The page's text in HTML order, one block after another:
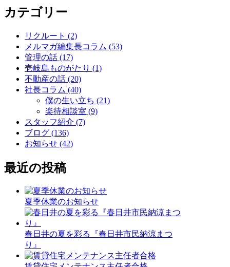
カテゴリー
リクルート (2)
メルマガ編集長コラム (53)
管理の話 (17)
壱岐島ものがたり (1)
不動産の話 (20)
社長コラム (40)
僕の生い立ち (21)
楽待相談室 (9)
スタッフ紹介 (7)
ブログ (136)
お知らせ (42)
最近の投稿
夏季休業のお知らせ
春日井の夏を彩る『春日井市民納涼まつ
り』